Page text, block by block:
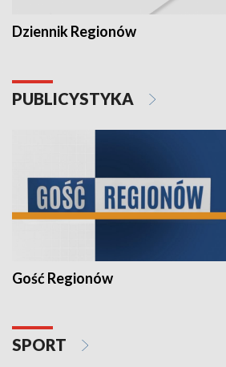
Dziennik Regionów
PUBLICYSTYKA
Gość Regionów
SPORT